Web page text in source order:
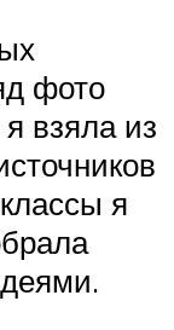
фото
взяла из
я